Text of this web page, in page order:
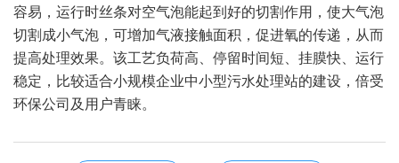
容易，运行时丝条对空气泡能起到好的切割作用，使大气泡
切割成小气泡，可增加气液接触面积，促进氧的传递，从而
提高处理效果。该工艺负荷高、停留时间短、挂膜快、运行
稳定，比较适合小规模企业中小型污水处理站的建设，倍受
环保公司及用户青睐。